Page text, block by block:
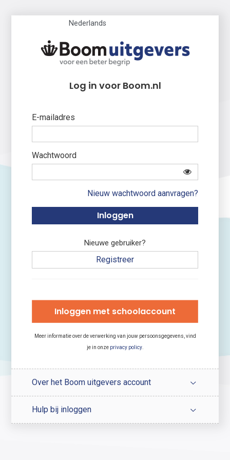
Nederlands
Log in voor Boom.nl
E-mailadres
Wachtwoord
Nieuw wachtwoord aanvragen?
Nieuwe gebruiker?
Registreer
Inloggen met schoolaccount
Meer informatie over de verwerking van jouw persoonsgegevens, vind
je in onze privacy policy.
Over het Boom uitgevers account
Hulp bij inloggen